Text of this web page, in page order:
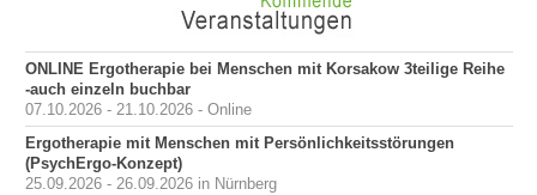
ONLINE Ergotherapie bei Menschen mit Korsakow 3teilige Reihe
-auch einzeln buchbar
07.10.2026 - 21.10.2026 - Online
Ergotherapie mit Menschen mit Persönlichkeitsstörungen
(PsychErgo-Konzept)
25.09.2026 - 26.09.2026 in Nürnberg